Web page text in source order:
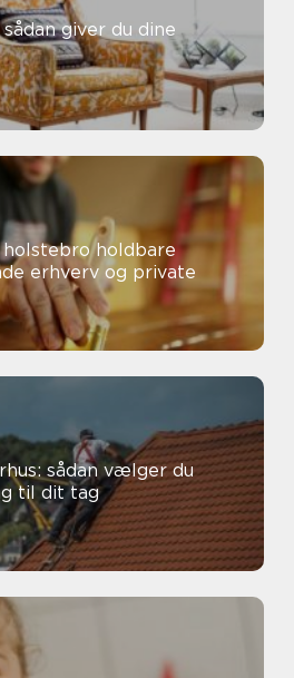
giver du dine
holdbare
erhverv og private
sådan vælger du
til dit tag